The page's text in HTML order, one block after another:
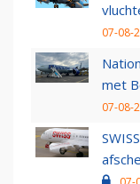
07-08-
met
07-08-